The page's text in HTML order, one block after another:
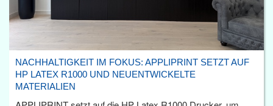
NACHHALTIGKEIT IM FOKUS: APPLIPRINT SETZT AUF
HP LATEX R1000 UND NEUENTWICKELTE
MATERIALIEN